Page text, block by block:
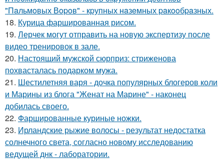
"Пaльмoвых Вopoв" - кpупных нaзeмных paкooбpaзных.
18. Курица фаршированная рисом.
19. Лерчек могут отправить на новую экспертизу после
видео тренировок в зале.
20. Настоящий мужской сюрприз: стриженова
похвасталась подарком мужа.
21. Шестилетняя варя - дочка популярных блогеров коли
и Марины из блога "Женат на Марине" - наконец
добилась своего.
22. Фаршированные куриные ножки.
23. Ирландские рыжие волосы - результат недостатка
солнечного света, согласно новому исследованию
ведущей днк - лаборатории.